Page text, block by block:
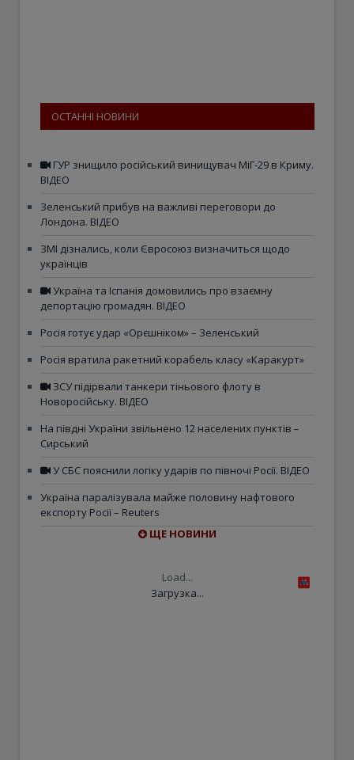
ОСТАННІ НОВИНИ
ГУР знищило російський винищувач МіГ-29 в Криму.
ВІДЕО
Зеленський прибув на важливі переговори до
Лондона. ВІДЕО
ЗМІ дізнались, коли Євросоюз визначиться щодо
українців
Україна та Іспанія домовились про взаємну
депортацію громадян. ВІДЕО
Росія готує удар «Орєшніком» – Зеленський
Росія вратила ракетний корабель класу «Каракурт»
ЗСУ підірвали танкери тіньового флоту в
Новоросійську. ВІДЕО
На півдні України звільнено 12 населених пунктів –
Сирський
У СБС пояснили логіку ударів по півночі Росії. ВІДЕО
Україна паралізувала майже половину нафтового
експорту Росії – Reuters
ЩЕ НОВИНИ
Load...
Загрузка...